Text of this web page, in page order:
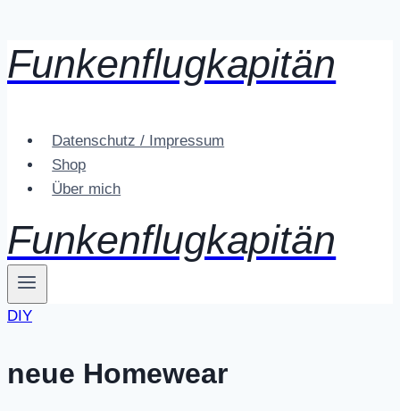
Zum
Inhalt
Funkenflugkapitän
Datenschutz / Impressum
Shop
Über mich
Funkenflugkapitän
DIY
neue Homewear